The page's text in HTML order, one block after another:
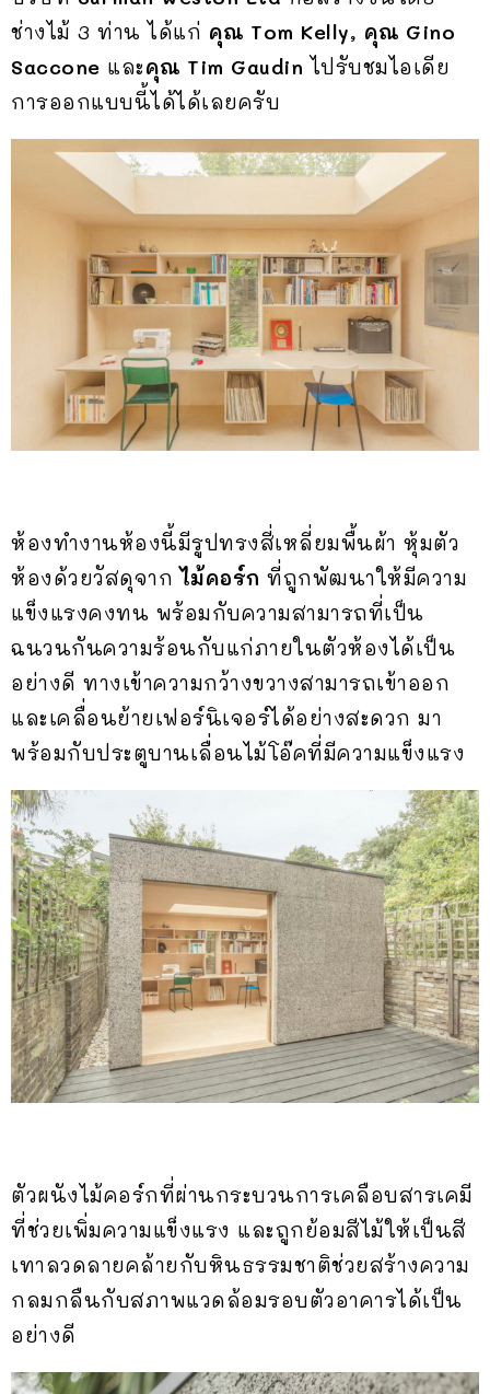
ช่างไม้ 3 ท่าน ได้แก่ คุณ Tom Kelly, คุณ Gino
Saccone และคุณ Tim Gaudinไปรับชมไอเดีย
การออกแบบนี้ได้ได้เลยครับ
ห้องทำงานห้องนี้มีรูปทรงสี่เหลี่ยมพื้นผ้า หุ้มตัว
ห้องด้วยวัสดุจากไม้คอร์ก ที่ถูกพัฒนาให้มีความ
แข็งแรงคงทน พร้อมกับความสามารถที่เป็น
ฉนวนกันความร้อนกับแก่ภายในตัวห้องได้เป็น
อย่างดี ทางเข้าความกว้างขวางสามารถเข้าออก
และเคลื่อนย้ายเฟอร์นิเจอร์ได้อย่างสะดวก มา
พร้อมกับประตูบานเลื่อนไม้โอ๊คที่มีความแข็งแรง
ตัวผนังไม้คอร์กที่ผ่านกระบวนการเคลือบสารเคมี
ที่ช่วยเพิ่มความแข็งแรง และถูกย้อมสีไม้ให้เป็นสี
เทาลวดลายคล้ายกับหินธรรมชาติช่วยสร้างความ
กลมกลืนกับสภาพแวดล้อมรอบตัวอาคารได้เป็น
อย่างดี